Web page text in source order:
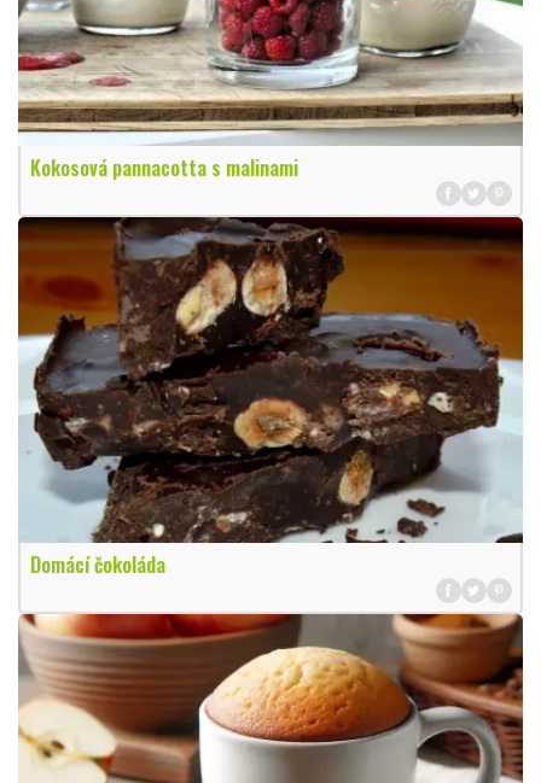
Kokosová pannacotta s malinami
Domácí čokoláda